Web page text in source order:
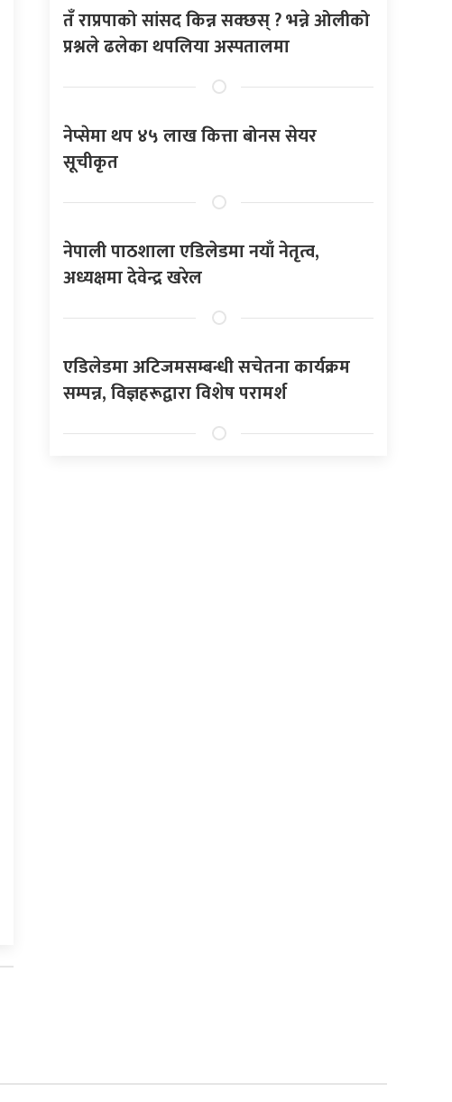
तँ राप्रपाको सांसद किन्न सक्छस् ? भन्ने ओलीको
प्रश्नले ढलेका थपलिया अस्पतालमा
नेप्सेमा थप ४५ लाख कित्ता बोनस सेयर
सूचीकृत
नेपाली पाठशाला एडिलेडमा नयाँ नेतृत्व,
अध्यक्षमा देवेन्द्र खरेल
एडिलेडमा अटिजमसम्बन्धी सचेतना कार्यक्रम
सम्पन्न, विज्ञहरूद्वारा विशेष परामर्श